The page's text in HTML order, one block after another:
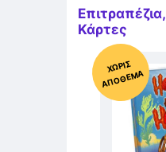
Επιτραπέζια,
Κάρτες
Χ
ΩΡΊΣ
Α
Π
Ό
ΘΕ
ΜΑ